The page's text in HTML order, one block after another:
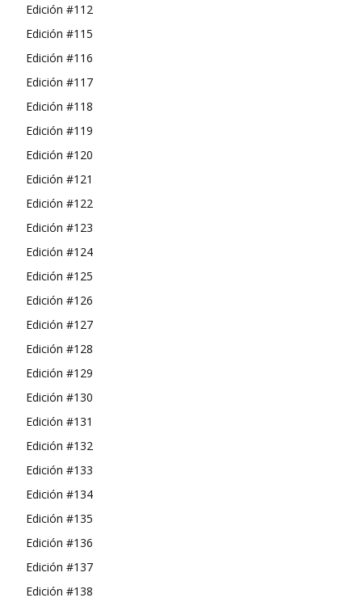
Edición #112
Edición #115
Edición #116
Edición #117
Edición #118
Edición #119
Edición #120
Edición #121
Edición #122
Edición #123
Edición #124
Edición #125
Edición #126
Edición #127
Edición #128
Edición #129
Edición #130
Edición #131
Edición #132
Edición #133
Edición #134
Edición #135
Edición #136
Edición #137
Edición #138